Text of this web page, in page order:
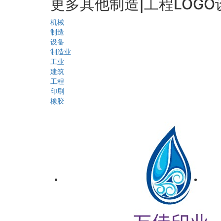
更多其他制造|工程LOGO
机械
制造
设备
制造业
工业
建筑
工程
印刷
橡胶